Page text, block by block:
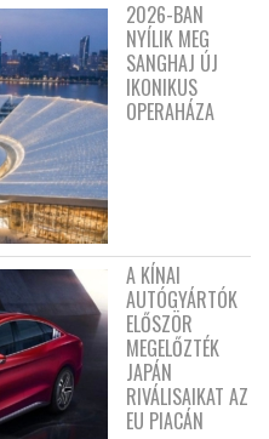
2026-BAN
NYÍLIK MEG
SANGHAJ ÚJ
IKONIKUS
OPERAHÁZA
A KÍNAI
AUTÓGYÁRTÓK
ELŐSZÖR
MEGELŐZTÉK
JAPÁN
RIVÁLISAIKAT AZ
EU PIACÁN